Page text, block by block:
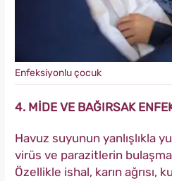
Enfeksiyonlu çocuk
4. MİDE VE BAĞIRSAK
Havuz suyunun yanlışlıkla
virüs ve parazitlerin
Özellikle ishal, karın ağrısı,